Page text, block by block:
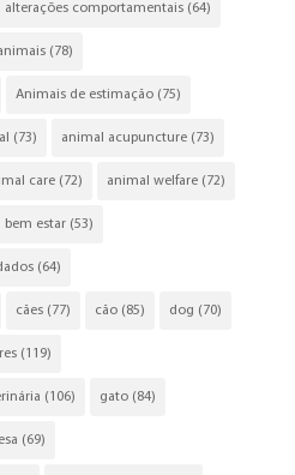
alterações comportamentais(64)
(78)
Animais de estimação(75)
(73) animal acupuncture(73)
care(72) animal welfare(72)
bem estar(53)
(64)
cães(77) cão(85) dog (70)
(119)
(106) gato(84)
(69)